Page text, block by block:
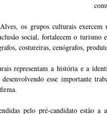
os grupos culturais
social, fortalecem o turismo
costureiras, cenógrafos,
representam a história e a
esse importante
pelo pré-candidato estão